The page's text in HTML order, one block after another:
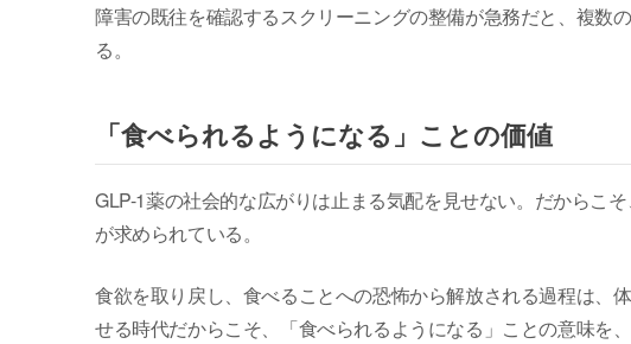
障害の既往を確認するスクリーニングの整備が急務だと、複数
る。
「食べられるようになる」ことの価値
GLP-1薬の社会的な広がりは止まる気配を見せない。だからこ
が求められている。
食欲を取り戻し、食べることへの恐怖から解放される過程は、
せる時代だからこそ、「食べられるようになる」ことの意味を